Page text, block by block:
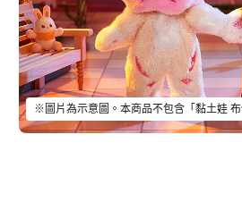
※圖片為示意圖。本商品不包含「黏土娃